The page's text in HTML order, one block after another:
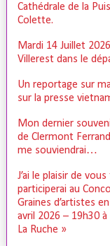
Cathédrale de la
Colette.
Mardi 14 Juillet
Villerest dans le
Un reportage sur
sur la presse
Mon dernier
de Clermont
me souviendrai…
J’ai le plaisir de
participerai au
Graines d’artistes
avril 2026 – 19h30
La Ruche »